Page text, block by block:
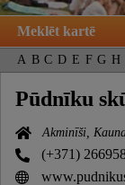
Meklēt kartē
A B C D E F G H
Pūdnīku
Akminīši,
(+371)